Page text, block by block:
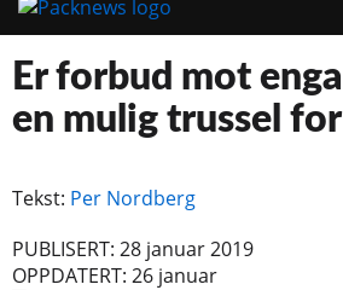
Er forbud mot
en mulig trussel for
Tekst: Per Nordberg
PUBLISERT: 28 januar 2019
OPPDATERT: 26 januar